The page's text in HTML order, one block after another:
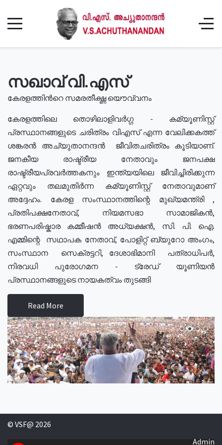
സഖാവ് വി.എസ്
കേരളത്തിൻറെ സമരതീക്ഷ്ണ യൌവ്വനം
കേരളത്തിലെ തൊഴിലാളിവർഗ്ഗ - കമ്യൂണിസ്റ്റ്
പ്രസ്ഥാനങ്ങളുടെ ചരിത്രം വിഎസ് എന്ന വേലിക്കകത്ത്
ശങ്കരൻ അച്യുതാനന്ദൻ ജീവിതചരിത്രം കൂടിയാണ്.
ജനകീയ രാഷ്ട്രീയ നേതാവും ജനപക്ഷ
രാഷ്ട്രീയപ്രവർത്തകനും ഇന്ത്യയിലെ ജീവിച്ചിരിക്കുന്ന
ഏറ്റവും തലമുതിർന്ന കമ്യൂണിസ്റ്റ് നേതാവുമാണ്
അദ്ദേഹം. കേരള സംസ്ഥാനത്തിന്റെ മുഖ്യമന്ത്രി ,
പ്രതിപക്ഷനേതാവ്, നിയമസഭാ സാമാജികൻ,
ഭരണപരിഷ്കാര കമ്മീഷൻ അധ്യക്ഷൻ, സി. പി. ഐ.
എമ്മിന്റെ സഥാപക നേതാവ്, പോളിറ്റ് ബ്യുറോ അംഗം,
സംസ്ഥാന സെക്രട്ടറി, ദേശാഭിമാനി പത്രാധിപർ,
നിരവധി പുരോഗമന - ട്രേഡ് യൂണിയൻ
പ്രസ്ഥാനങ്ങളുടെ നായകത്വം തുടങ്ങി
Read More
© VSF@ 2026
Admin